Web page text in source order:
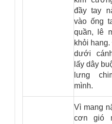
đầy tay
vào ống
quần, lê
khỏi
dưới
lấy dây
lưng
mình.
Vì mang
cơn gió